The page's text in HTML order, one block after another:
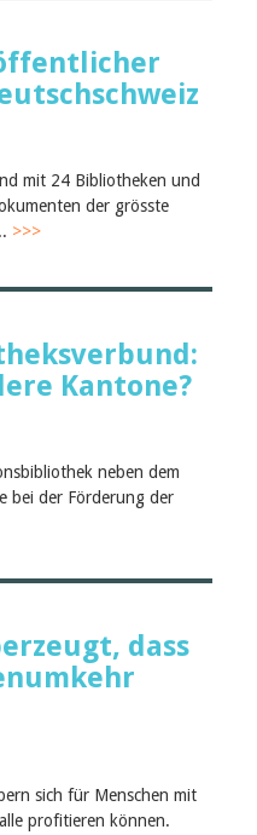
mit 24 Bibliotheken und
der grösste
>>>
Kantone?
neben dem
bei der Förderung der
dass
sich für Menschen mit
profitieren können.